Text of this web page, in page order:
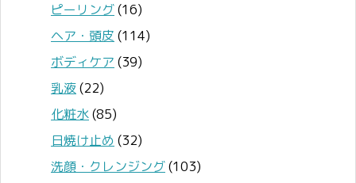
ピーリング(16)
ヘア・頭皮 (114)
ボディケア (39)
乳液(22)
化粧水(85)
日焼け止め (32)
洗顔・クレンジング(103)